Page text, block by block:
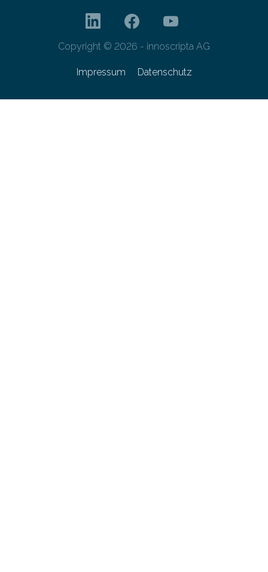
Copyright © 2026 - innoscripta AG
Impressum Datenschutz